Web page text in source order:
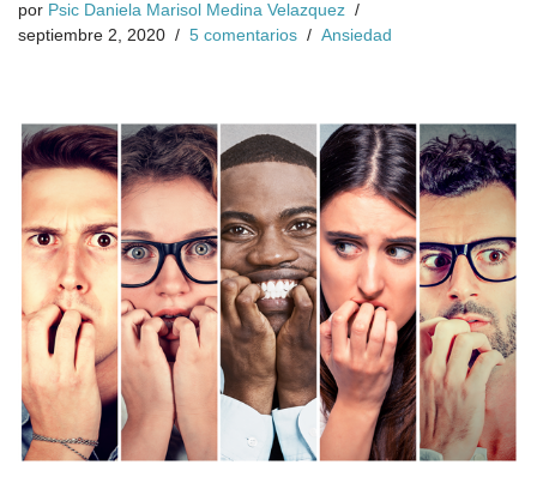
por Psic Daniela Marisol Medina Velazquez
septiembre 2, 2020
5 comentarios Ansiedad